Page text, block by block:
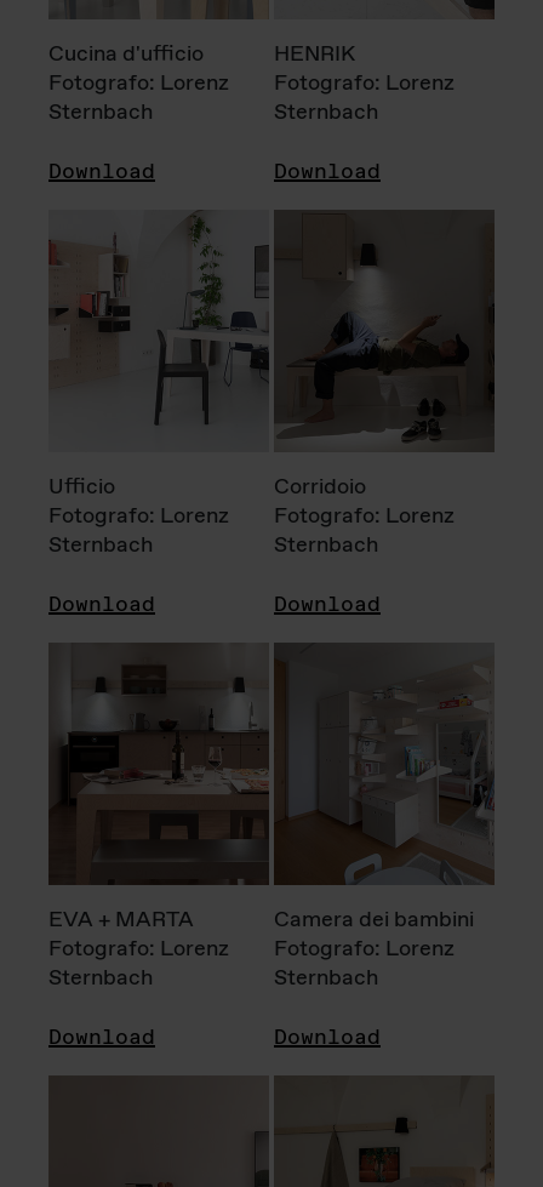
Cucina d'ufficio
Fotografo: Lorenz
Sternbach
Download
HENRIK
Fotografo: Lorenz
Sternbach
Download
Ufficio
Fotografo: Lorenz
Sternbach
Download
Corridoio
Fotografo: Lorenz
Sternbach
Download
EVA + MARTA
Fotografo: Lorenz
Sternbach
Download
Camera dei bambini
Fotografo: Lorenz
Sternbach
Download